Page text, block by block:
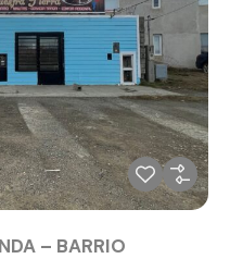
– BARRIO